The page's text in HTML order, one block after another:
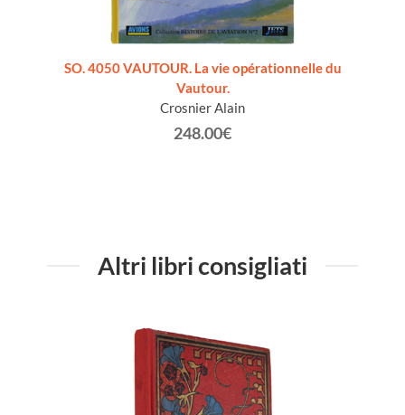
SO. 4050 VAUTOUR. La vie opérationnelle du
Vautour.
Crosnier Alain
248.00€
Altri libri consigliati